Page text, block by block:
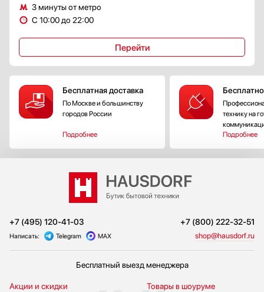
3 минуты от метро
С 10:00 до 22:00
Перейти
Бесплатная доставка
По Москве и большинству
городов России
Подробнее
технику на
Подробнее
+7 (495) 120-41-03 +7 (800) 222-32-51
Написать: Telegram MAX shop@hausdorf.ru
Бесплатный выезд менеджера
Акции и скидки
Товары в шоуруме